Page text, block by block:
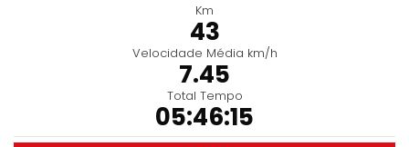
Km
43
Velocidade Média km/h
7.45
Total Tempo
05:46:15